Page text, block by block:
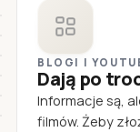
BLOGI I
Dają po
Informacje są,
filmów. Żeby